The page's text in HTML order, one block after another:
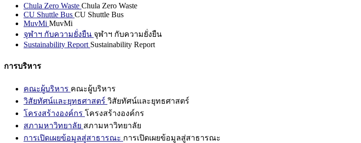
Chula Zero Waste Chula Zero Waste
CU Shuttle Bus CU Shuttle Bus
MuvMi MuvMi
จุฬาฯ กับความยั่งยืน จุฬาฯ กับความยั่งยืน
Sustainability Report Sustainability Report
การบริหาร
คณะผู้บริหาร คณะผู้บริหาร
วิสัยทัศน์และยุทธศาสตร์ วิสัยทัศน์และยุทธศาสตร์
โครงสร้างองค์กร โครงสร้างองค์กร
สภามหาวิทยาลัย สภามหาวิทยาลัย
การเปิดเผยข้อมูลสู่สาธารณะ การเปิดเผยข้อมูลสู่สาธารณะ